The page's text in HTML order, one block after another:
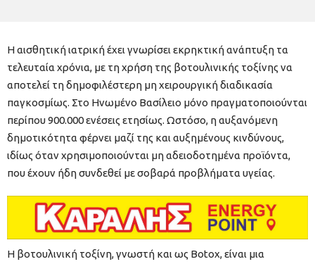
Η αισθητική ιατρική έχει γνωρίσει εκρηκτική ανάπτυξη τα
τελευταία χρόνια, με τη χρήση της βοτουλινικής τοξίνης να
αποτελεί τη δημοφιλέστερη μη χειρουργική διαδικασία
παγκοσμίως. Στο Ηνωμένο Βασίλειο μόνο πραγματοποιούνται
περίπου 900.000 ενέσεις ετησίως. Ωστόσο, η αυξανόμενη
δημοτικότητα φέρνει μαζί της και αυξημένους κινδύνους,
ιδίως όταν χρησιμοποιούνται μη αδειοδοτημένα προϊόντα,
που έχουν ήδη συνδεθεί με σοβαρά προβλήματα υγείας.
Η βοτουλινική τοξίνη, γνωστή και ως Botox, είναι μια